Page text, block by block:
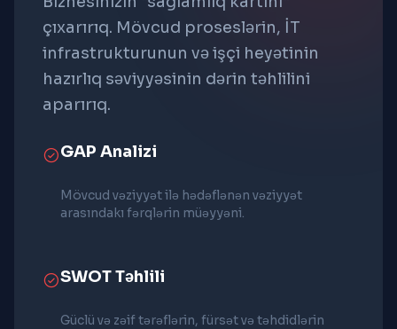
çıxarırıq. Mövcud proseslərin, İT
infrastrukturunun və işçi heyətinin
hazırlıq səviyyəsinin dərin təhlilini
aparırıq.
GAP Analizi
Mövcud vəziyyət ilə hədəflənən vəziyyət
arasındakı fərqlərin müəyyəni.
SWOT Təhlili
Güclü və zəif tərəflərin, fürsət və təhdidlərin